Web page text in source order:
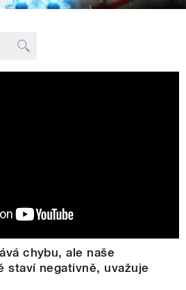
chybu, ale naše
staví negativně, uvažuje